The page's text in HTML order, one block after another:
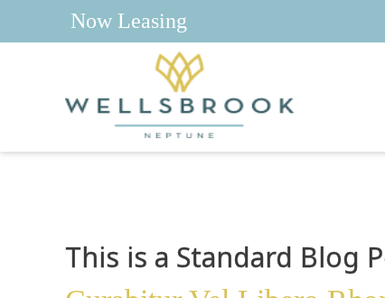
Now Leasing
This is a Standard Blog